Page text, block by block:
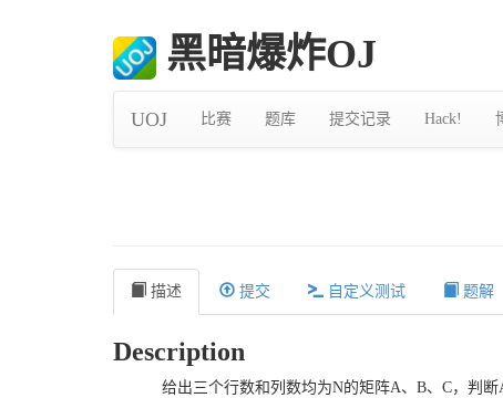
黑暗爆炸OJ
UOJ 比赛 题库 提交记录 Hack!
描述 提交 自定义测试 题解
Description
给出三个行数和列数均为N的矩阵A、B、C，判断